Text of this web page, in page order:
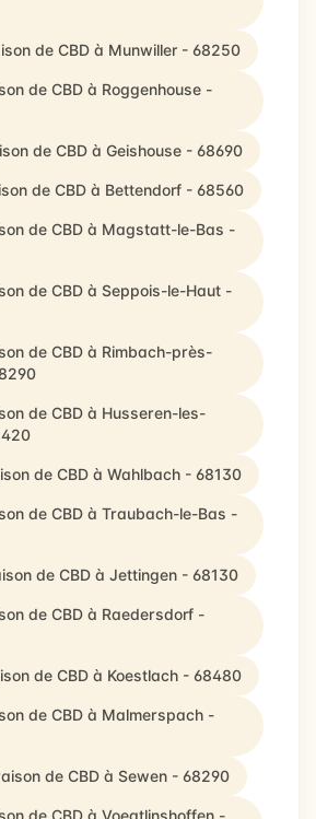
de CBD à Munwiller - 68250
de CBD à Roggenhouse -
de CBD à Geishouse - 68690
de CBD à Bettendorf - 68560
de CBD à Magstatt-le-Bas -
de CBD à Seppois-le-Haut -
de CBD à Rimbach-près-
de CBD à Husseren-les-
de CBD à Wahlbach - 68130
de CBD à Traubach-le-Bas -
de CBD à Jettingen - 68130
de CBD à Raedersdorf -
de CBD à Koestlach - 68480
de CBD à Malmerspach -
de CBD à Sewen - 68290
de CBD à Voegtlinshoffen -